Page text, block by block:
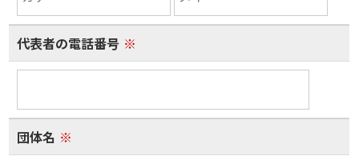
代表者の電話番号 ※
団体名 ※